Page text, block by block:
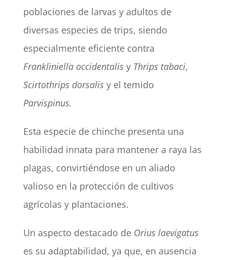
poblaciones de larvas y adultos de
diversas especies de trips, siendo
especialmente eficiente contra
Frankliniella occidentalis y Thrips tabaci,
Scirtothrips dorsalis y el temido
Parvispinus.
Esta especie de chinche presenta una
habilidad innata para mantener a raya las
plagas, convirtiéndose en un aliado
valioso en la protección de cultivos
agrícolas y plantaciones.
Un aspecto destacado de Orius laevigatus
es su adaptabilidad, ya que, en ausencia